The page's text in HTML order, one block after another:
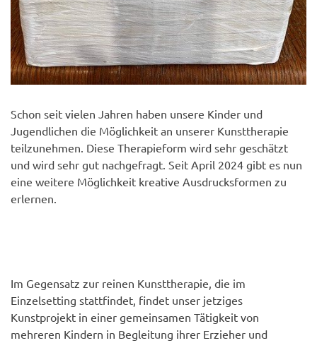
Schon seit vielen Jahren haben unsere Kinder und
Jugendlichen die Möglichkeit an unserer Kunsttherapie
teilzunehmen. Diese Therapieform wird sehr geschätzt
und wird sehr gut nachgefragt. Seit April 2024 gibt es nun
eine weitere Möglichkeit kreative Ausdrucksformen zu
erlernen.
Im Gegensatz zur reinen Kunsttherapie, die im
Einzelsetting stattfindet, findet unser jetziges
Kunstprojekt in einer gemeinsamen Tätigkeit von
mehreren Kindern in Begleitung ihrer Erzieher und